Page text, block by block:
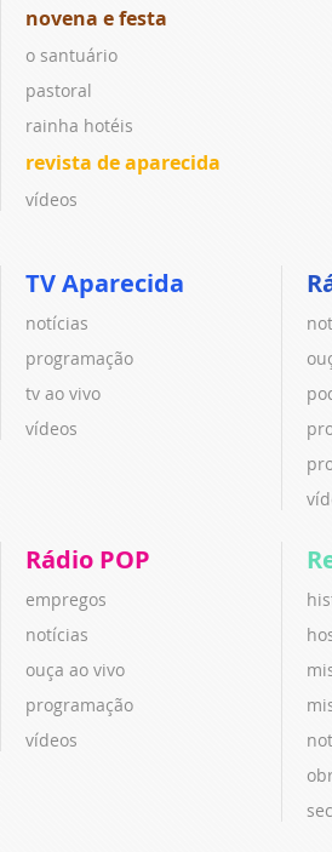
novena e festa
o santuário
pastoral
rainha hotéis
revista de aparecida
vídeos
TV Aparecida
notícias
programação
tv ao vivo
vídeos
Rádio POP
empregos
notícias
ouça ao vivo
programação
vídeos